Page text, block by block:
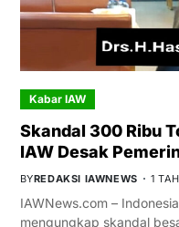
Kabar IAW
Skandal 300 Ribu
IAW Desak
BYREDAKSI IAWNEWS 1
IAWNews.com –
mengungkap skandal